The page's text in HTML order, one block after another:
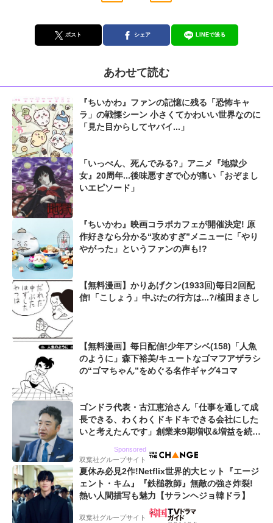
ポスト シェア LINEで送る
あわせて読む
『ちいかわ』ファンの記憶に残る「恐怖キャ
ラ」の戦慄シーン 小さくてかわいい世界なのに
「見た目からしてヤバイ...」
「いっぺん、死んでみる?」アニメ『地獄少
女』20周年...後味悪すぎで心が痛い「おぞまし
いエピソード」
『ちいかわ』映画コラボカフェが開催決定! 原
作好きなら分かる“攻めすぎ”メニューに「やり
やがった」というファンの声も!?
【無料漫画】かりあげクン(1933回)毎日2回配
信!「こしょう」中ぶたの行方は...?/植田まさし
【無料漫画】毎日配信!少年アシベ(158)「人魚
のように」森下裕美/キュートなゴマフアザラシ
の“ゴマちゃん”をめぐる名作ギャグ4コマ
ゴンドラ代表・古江恵治さん「仕事を通して成
長できる、わくわくドキドキできる会社にした
いと考えたんです」創業来9期増収&増益を続け
Sponsored
双葉社グループサイト
夏休み必見2作!Netflix世界的大ヒット『エージ
ェント・キム』『鉄槌教師』無敵の強さ炸裂!
熱い人間描写も魅力【サランヘジョ韓ドラ】
双葉社グループサイト